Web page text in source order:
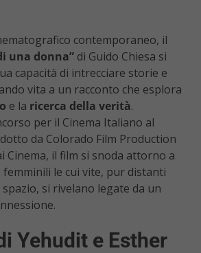
contemporaneo, il
una donna” di Guido Chiesa si
capacità di intrecciare storie e
vita a un racconto che esplora
e la ricerca della verità.
per il Cinema Italiano al
da Colorado Film Production
Cinema, il film si snoda attorno a
le cui vite, pur distanti
si rivelano legate da un
Yehudit e Esther